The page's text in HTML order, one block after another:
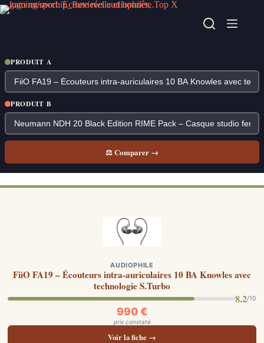
Passer
au
PRODUIT A
PRODUIT B
⚖ Comparer →
AUDIOPHILE
FiiO FA19 – Écouteurs intra-auriculaires 10 BA Knowles avec
technologie S.Turbo
8.2/10
990 €
prix constaté
Voir la fiche →